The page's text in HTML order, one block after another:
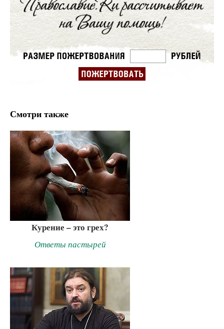
Смотри также
Курение – это грех?
Ответы пастырей